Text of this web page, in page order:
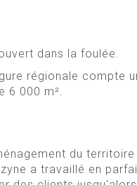
dans la foulée.
régionale compte
6 000 m².
du
a travaillé en